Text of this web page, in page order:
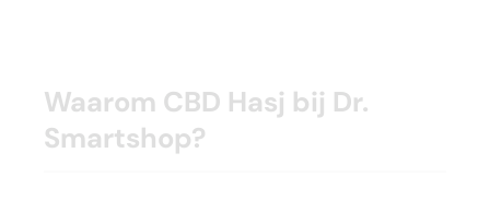
Waarom CBD Hasj bij Dr.
Smartshop?